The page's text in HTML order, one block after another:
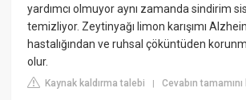
yardımcı olmuyor aynı zamanda sindirim
temizliyor. Zeytinyağı limon karışımı
hastalığından ve ruhsal çöküntüden
olur.
Kaynak kaldırma talebi |Cevabın